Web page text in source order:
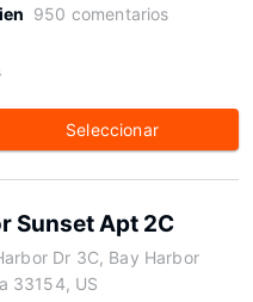
950 comentarios
Seleccionar
Sunset Apt 2C
Dr 3C, Bay Harbor
33154, US